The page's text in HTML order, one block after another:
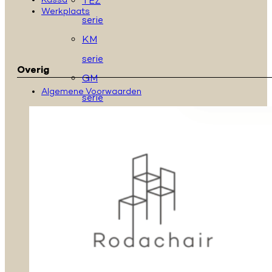
serie
KM
serie
GM
serie
Werkplaats
Overig
Algemene Voorwaarden